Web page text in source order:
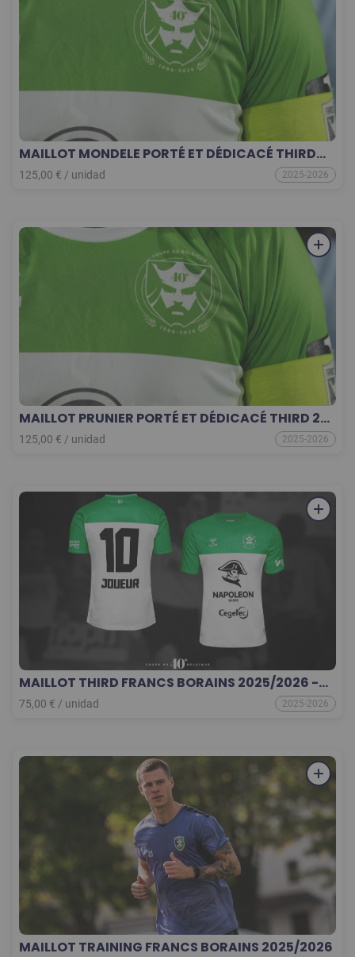
MAILLOT MONDELE PORTÉ ET DÉDICACÉ THIRD
25-26 COLLECTOR
125,00 € / unidad 2025-2026
MAILLOT PRUNIER PORTÉ ET DÉDICACÉ THIRD 25-
26 COLLECTOR
125,00 € / unidad 2025-2026
MAILLOT THIRD FRANCS BORAINS 2025/2026 -
40e anniversaire Coupe de Belgique
75,00 € / unidad 2025-2026
MAILLOT TRAINING FRANCS BORAINS 2025/2026